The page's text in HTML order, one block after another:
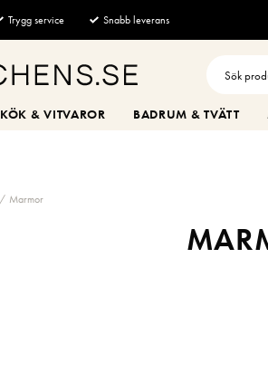
Trygg service Snabb leverans
KÖK & VITVAROR BADRUM & TVÄTT
Marmor